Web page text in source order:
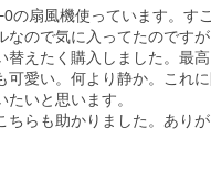
の扇風機使っています。す
なので気に入ってたのです
替えたく購入しました。最
可愛い。何より静か。これに
たいと思います。
ちらも助かりました。あり